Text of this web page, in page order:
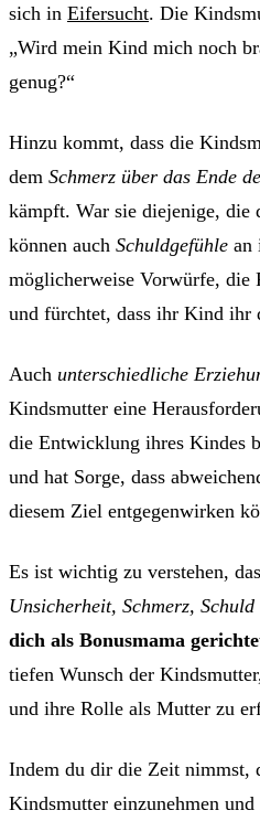
sich in Eifersucht. Die
„Wird mein Kind mich noch
genug?“
Hinzu kommt, dass die
dem Schmerz über das Ende
kämpft. War sie diejenige, die
können auch Schuldgefühle an
möglicherweise Vorwürfe, die
und fürchtet, dass ihr Kind ihr
Auch unterschiedliche
Kindsmutter eine
die Entwicklung ihres Kindes
und hat Sorge, dass
diesem Ziel entgegenwirken
Es ist wichtig zu verstehen,
Unsicherheit, Schmerz, Schuld
dich als Bonusmama
tiefen Wunsch der
und ihre Rolle als Mutter zu
Indem du dir die Zeit nimmst,
Kindsmutter einzunehmen